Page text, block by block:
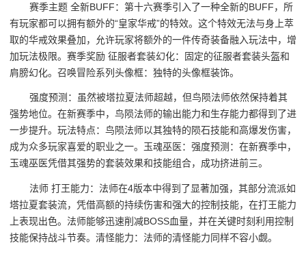
赛季主题 全新BUFF：第十六赛季引入了一种全新的BUFF，所
有玩家都可以拥有额外的“皇家华戒”的特效。这个特效无法与身上萃
取的华戒效果叠加，允许玩家将额外的一件传奇装备融入玩法中，增
加玩法极限。赛季奖励 征服者套装幻化：固定的征服者套装头盔和
肩膀幻化。召唤冒险系列头像框：独特的头像框装饰。
强度预测：虽然被塔拉夏法师超越，但鸟陨法师依然保持着其
强势地位。在新赛季中，鸟陨法师的输出能力和生存能力都得到了进
一步提升。玩法特点：鸟陨法师以其独特的陨石技能和高爆发伤害，
成为众多玩家喜爱的职业之一。玉魂巫医：强度预测：在新赛季中，
玉魂巫医凭借其强势的套装效果和技能组合，成功挤进前三。
法师 打王能力：法师在4版本中得到了显著加强，其部分流派如
塔拉夏套装流，凭借高额的持续伤害和强大的控制技能，在打王能力
上表现出色。法师能够迅速削减BOSS血量，并在关键时刻利用控制
技能保持战斗节奏。清怪能力：法师的清怪能力同样不容小觑。